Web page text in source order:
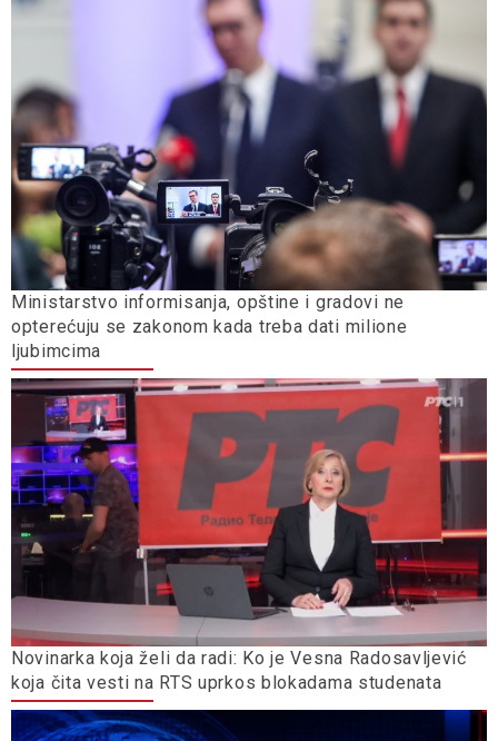
Ministarstvo informisanja, opštine i gradovi ne
opterećuju se zakonom kada treba dati milione
ljubimcima
Novinarka koja želi da radi: Ko je Vesna Radosavljević
koja čita vesti na RTS uprkos blokadama studenata